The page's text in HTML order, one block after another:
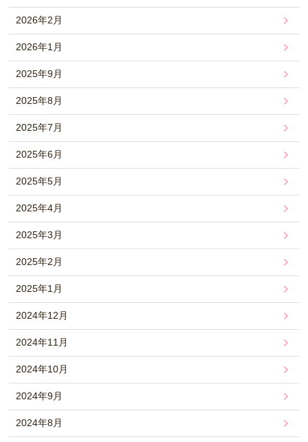
2026年2月
2026年1月
2025年9月
2025年8月
2025年7月
2025年6月
2025年5月
2025年4月
2025年3月
2025年2月
2025年1月
2024年12月
2024年11月
2024年10月
2024年9月
2024年8月